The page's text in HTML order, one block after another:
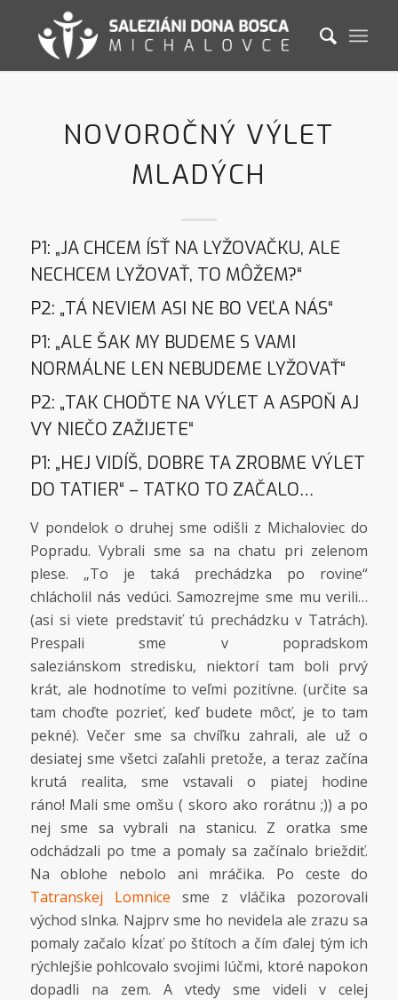
NOVOROČNÝ VÝLET
MLADÝCH
P1: „JA CHCEM ÍSŤ NA LYŽOVAČKU, ALE
NECHCEM LYŽOVAŤ, TO MÔŽEM?“
P2: „TÁ NEVIEM ASI NE BO VEĽA NÁS“
P1: „ALE ŠAK MY BUDEME S VAMI
NORMÁLNE LEN NEBUDEME LYŽOVAŤ“
P2: „TAK CHOĎTE NA VÝLET A ASPOŇ AJ
VY NIEČO ZAŽIJETE“
P1: „HEJ VIDÍŠ, DOBRE TA ZROBME VÝLET
DO TATIER“ – TATKO TO ZAČALO…
V pondelok o druhej sme odišli z Michaloviec do
Popradu. Vybrali sme sa na chatu pri zelenom
plese. „To je taká prechádzka po rovine“
chlácholil nás vedúci. Samozrejme sme mu verili…
(asi si viete predstaviť tú prechádzku v Tatrách).
Prespali sme v popradskom
saleziánskom stredisku, niektorí tam boli prvý
krát, ale hodnotíme to veľmi pozitívne. (určite sa
tam choďte pozrieť, keď budete môcť, je to tam
pekné). Večer sme sa chvíľku zahrali, ale už o
desiatej sme všetci zaľahli pretože, a teraz začína
krutá realita, sme vstavali o piatej hodine
ráno! Mali sme omšu ( skoro ako rorátnu ;)) a po
nej sme sa vybrali na stanicu. Z oratka sme
odchádzali po tme a pomaly sa začínalo brieždiť.
Na oblohe nebolo ani mráčika. Po ceste do
Tatranskej Lomnice sme z vláčika pozorovali
východ slnka. Najprv sme ho nevidela ale zrazu sa
pomaly začalo kĺzať po štítoch a čím ďalej tým ich
rýchlejšie pohlcovalo svojimi lúčmi, ktoré napokon
dopadli na zem. A vtedy sme videli v celej